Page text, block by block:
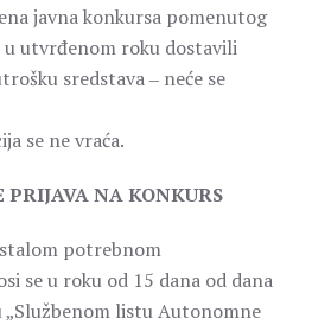
javna konkursa pomenutog
utvrđenom roku dostavili
sredstava ‒ neće se
se ne vraća.
PRIJAVA NA KONKURS
potrebnom
se u roku od 15 dana od dana
„Službenom listu Autonomne